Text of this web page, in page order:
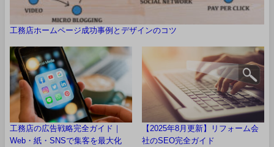
工務店ホームページ成功事例とデザインのコツ
工務店の広告戦略完全ガイド｜
Web・紙・SNSで集客を最大化
【2025年8月更新】リフォーム会
社のSEO完全ガイド